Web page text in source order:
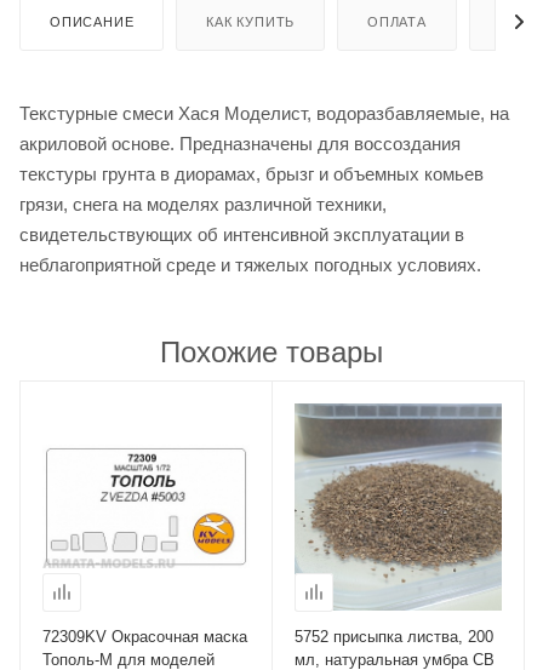
ОПИСАНИЕ КАК КУПИТЬ ОПЛАТА
Текстурные смеси Хася Моделист, водоразбавляемые, на
акриловой основе. Предназначены для воссоздания
текстуры грунта в диорамах, брызг и объемных комьев
грязи, снега на моделях различной техники,
свидетельствующих об интенсивной эксплуатации в
неблагоприятной среде и тяжелых погодных условиях.
Похожие товары
72309KV Окрасочная маска
Тополь-М для моделей
5752 присыпка листва, 200
мл, натуральная умбра СВ